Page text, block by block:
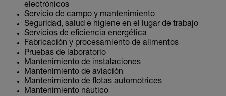
electrónicos
Servicio de campo y mantenimiento
Seguridad, salud e higiene en el lugar de trabajo
Servicios de eficiencia energética
Fabricación y procesamiento de alimentos
Pruebas de laboratorio
Mantenimiento de instalaciones
Mantenimiento de aviación
Mantenimiento de flotas automotrices
Mantenimiento náutico